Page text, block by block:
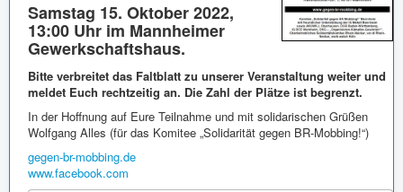
Samstag 15. Oktober 2022,
13:00 Uhr im Mannheimer
Gewerkschaftshaus.
Bitte verbreitet das Faltblatt zu unserer Veranstaltung weiter und
meldet Euch rechtzeitig an. Die Zahl der Plätze ist begrenzt.
In der Hoffnung auf Eure Teilnahme und mit solidarischen Grüßen
Wolfgang Alles (für das Komitee „Solidarität gegen BR-Mobbing!“)
gegen-br-mobbing.de
www.facebook.com